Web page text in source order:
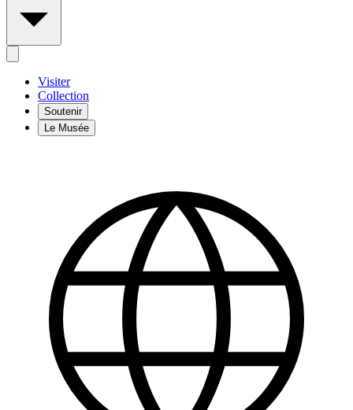
Visiter
Collection
Soutenir
Le Musée